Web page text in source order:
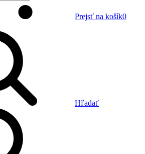
Prejsť na košík0
Hľadať